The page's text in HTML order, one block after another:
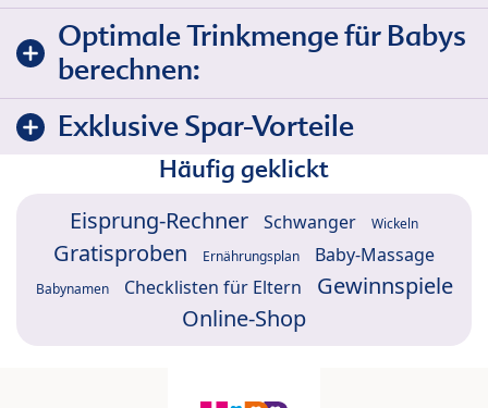
Optimale Trinkmenge für Babys
berechnen:
Exklusive Spar-Vorteile
Häufig geklickt
Eisprung-Rechner Schwanger Wickeln
Gratisproben Ernährungsplan Baby-Massage
Babynamen Checklisten für Eltern
Gewinnspiele
Online-Shop